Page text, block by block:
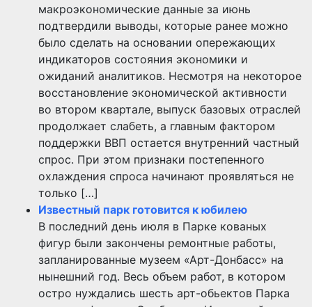
макроэкономические данные за июнь
подтвердили выводы, которые ранее можно
было сделать на основании опережающих
индикаторов состояния экономики и
ожиданий аналитиков. Несмотря на некоторое
восстановление экономической активности
во втором квартале, выпуск базовых отраслей
продолжает слабеть, а главным фактором
поддержки ВВП остается внутренний частный
спрос. При этом признаки постепенного
охлаждения спроса начинают проявляться не
только […]
Известный парк готовится к юбилею
В последний день июля в Парке кованых
фигур были закончены ремонтные работы,
запланированные музеем «Арт-Донбасс» на
нынешний год. Весь объем работ, в котором
остро нуждались шесть арт-обьектов Парка